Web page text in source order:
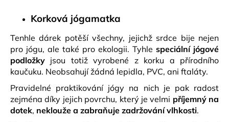
Korková jógamatka
Tenhle dárek potěší všechny, jejichž srdce bije nejen
pro jógu, ale také pro ekologii. Tyhle speciální jógové
podložky jsou totiž vyrobené z korku a přírodního
kaučuku. Neobsahují žádná lepidla, PVC, ani ftaláty.
Pravidelné praktikování jógy na nich je pak radost
zejména díky jejich povrchu, který je velmi příjemný na
dotek, neklouže a zabraňuje zadržování vlhkosti.
t
e
n
a
j
í
t